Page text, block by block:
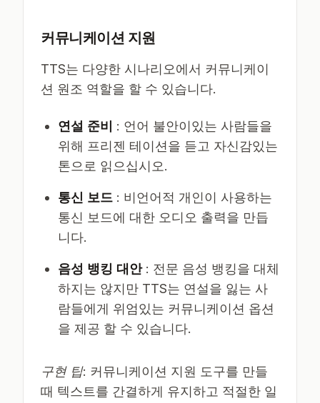
커뮤니케이션 지원
TTS는 다양한 시나리오에서 커뮤니케이
션 원조 역할을 할 수 있습니다.
연설 준비 : 언어 불안이있는 사람들을
위해 프리젠 테이션을 듣고 자신감있는
톤으로 읽으십시오.
통신 보드 : 비언어적 개인이 사용하는
통신 보드에 대한 오디오 출력을 만듭
니다.
음성 뱅킹 대안 : 전문 음성 뱅킹을 대체
하지는 않지만 TTS는 연설을 잃는 사
람들에게 위엄있는 커뮤니케이션 옵션
을 제공 할 수 있습니다.
구현 팁: 커뮤니케이션 지원 도구를 만들
때 텍스트를 간결하게 유지하고 적절한 일